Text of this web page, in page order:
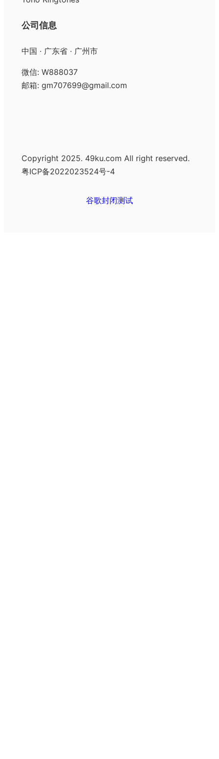
公司信息
中国 · 广东省 · 广州市
微信: W888037
邮箱: gm707699@gmail.com
Copyright 2025. 49ku.com All right reserved.
粤ICP备2022023524号-4
谷歌封闭测试